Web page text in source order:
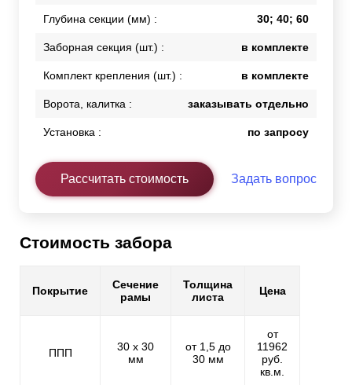
Глубина секции (мм) : 30; 40; 60
Заборная секция (шт.) : в комплекте
Комплект крепления (шт.) : в комплекте
Ворота, калитка : заказывать отдельно
Установка : по запросу
Рассчитать стоимость Задать вопрос
Стоимость забора
Покрытие
Сечение
рамы
Толщина
листа
Цена
ППП
30 х 30
мм
от 1,5 до
30 мм
от
11962
руб.
кв.м.